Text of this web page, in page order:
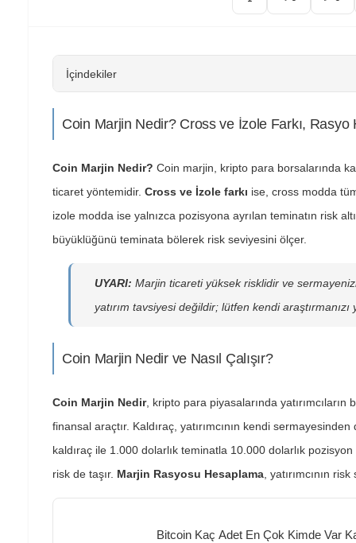
İçindekiler
Coin Marjin Nedir? Cross ve İzole Farkı, Rasyo
Coin Marjin Nedir? Coin marjin, kripto para borsalarında
ticaret yöntemidir. Cross ve İzole farkı ise, cross modda
izole modda ise yalnızca pozisyona ayrılan teminatın risk
büyüklüğünü teminata bölerek risk seviyesini ölçer.
UYARI: Marjin ticareti yüksek risklidir ve
yatırım tavsiyesi değildir; lütfen kendi
Coin Marjin Nedir ve Nasıl Çalışır?
Coin Marjin Nedir, kripto para piyasalarında
finansal araçtır. Kaldıraç, yatırımcının kendi
kaldıraç ile 1.000 dolarlık teminatla 10.000 dolarlık
risk de taşır. Marjin Rasyosu Hesaplama , yatırımcının
Bitcoin Kaç Adet En Çok Kimde Var